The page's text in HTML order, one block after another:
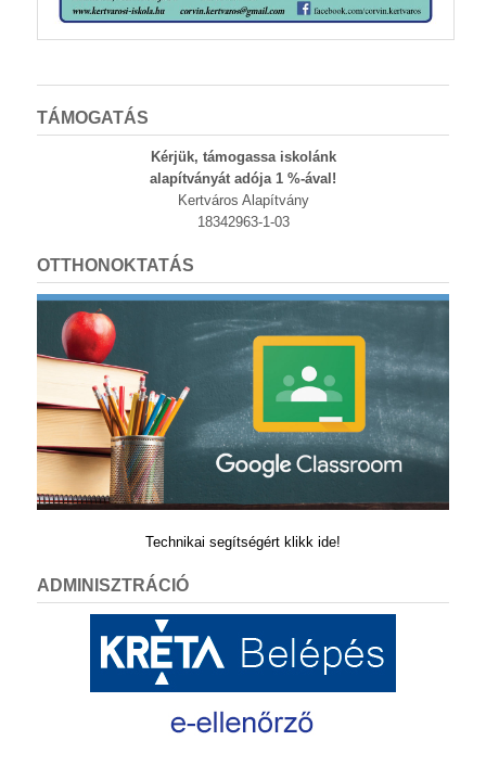
TÁMOGATÁS
Kérjük, támogassa iskolánk
alapítványát adója 1 %-ával!
Kertváros Alapítvány
18342963-1-03
OTTHONOKTATÁS
Technikai segítségért klikk ide!
ADMINISZTRÁCIÓ